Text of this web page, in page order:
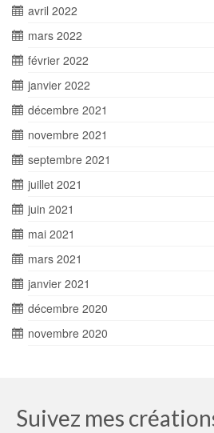
avril 2022
mars 2022
février 2022
janvier 2022
décembre 2021
novembre 2021
septembre 2021
juillet 2021
juin 2021
mai 2021
mars 2021
janvier 2021
décembre 2020
novembre 2020
Suivez mes